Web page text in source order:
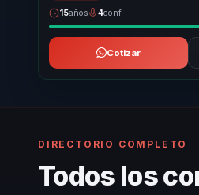
15años 4conf.
Cotizar
DIRECTORIO COMPLETO
Todos los